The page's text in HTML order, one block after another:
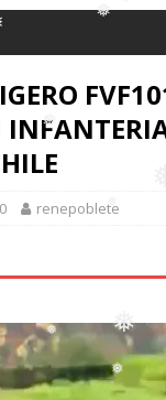
❅
❅
renepoblete